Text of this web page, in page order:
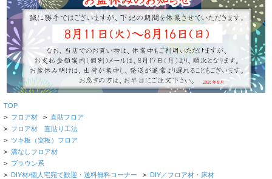
TOP
> フロア材 > 直貼フロア
> フロア材 直貼り工法
> ツキ板（突板）フロア
> 溝なしフロア材
> ブラウン系
> DIY材/個人宅宛て歓迎・送料無料コーナー > DIY／フロア材・床材